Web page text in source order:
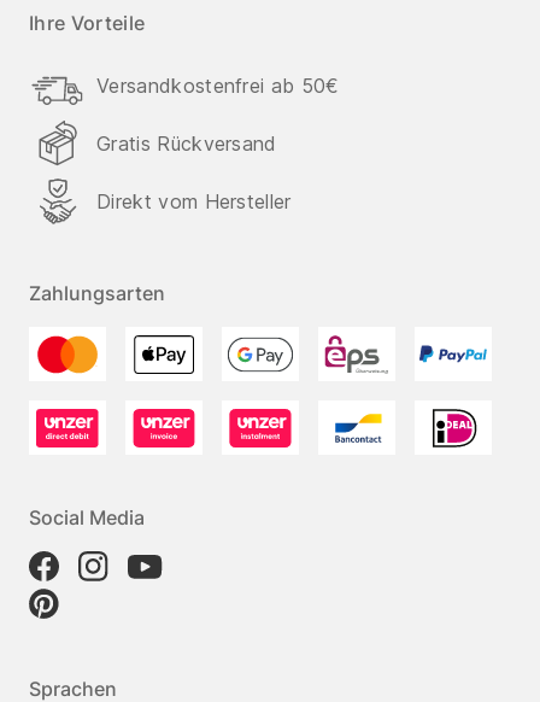
Ihre Vorteile
Versandkostenfrei ab 50€
Gratis Rückversand
Direkt vom Hersteller
Zahlungsarten
Social Media
Sprachen